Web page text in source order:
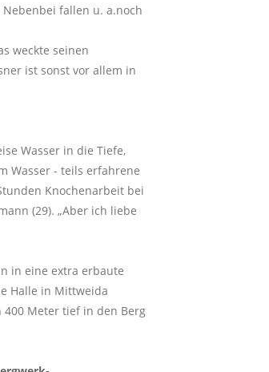
fallen u. a.noch
weckte seinen
ist sonst vor allem in
Wasser in die Tiefe,
Wasser - teils erfahrene
Knochenarbeit bei
(29). „Aber ich liebe
in eine extra erbaute
Halle in Mittweida
Meter tief in den Berg